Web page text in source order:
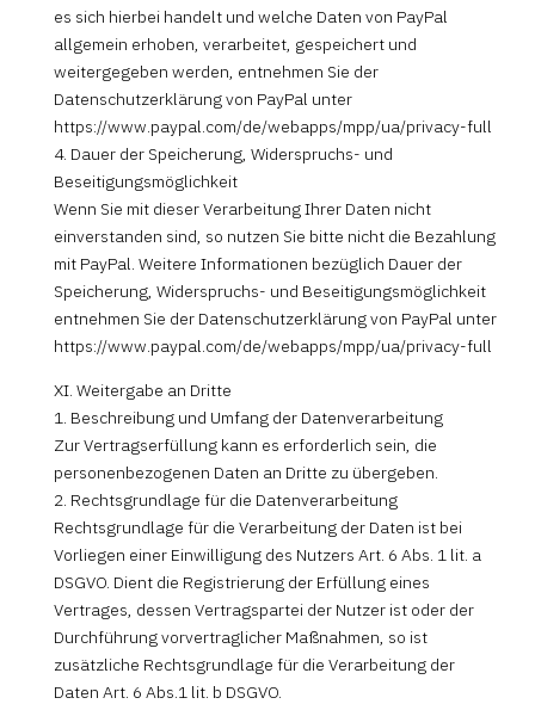
es sich hierbei handelt und welche Daten von PayPal
allgemein erhoben, verarbeitet, gespeichert und
weitergegeben werden, entnehmen Sie der
Datenschutzerklärung von PayPal unter
https://www.paypal.com/de/webapps/mpp/ua/privacy-full
4. Dauer der Speicherung, Widerspruchs- und
Beseitigungsmöglichkeit
Wenn Sie mit dieser Verarbeitung Ihrer Daten nicht
einverstanden sind, so nutzen Sie bitte nicht die Bezahlung
mit PayPal. Weitere Informationen bezüglich Dauer der
Speicherung, Widerspruchs- und Beseitigungsmöglichkeit
entnehmen Sie der Datenschutzerklärung von PayPal unter
https://www.paypal.com/de/webapps/mpp/ua/privacy-full
XI. Weitergabe an Dritte
1. Beschreibung und Umfang der Datenverarbeitung
Zur Vertragserfüllung kann es erforderlich sein, die
personenbezogenen Daten an Dritte zu übergeben.
2. Rechtsgrundlage für die Datenverarbeitung
Rechtsgrundlage für die Verarbeitung der Daten ist bei
Vorliegen einer Einwilligung des Nutzers Art. 6 Abs. 1 lit. a
DSGVO. Dient die Registrierung der Erfüllung eines
Vertrages, dessen Vertragspartei der Nutzer ist oder der
Durchführung vorvertraglicher Maßnahmen, so ist
zusätzliche Rechtsgrundlage für die Verarbeitung der
Daten Art. 6 Abs.1 lit. b DSGVO.